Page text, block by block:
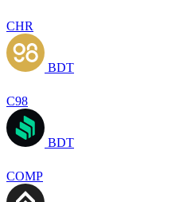
CHR
BDT
C98
BDT
COMP